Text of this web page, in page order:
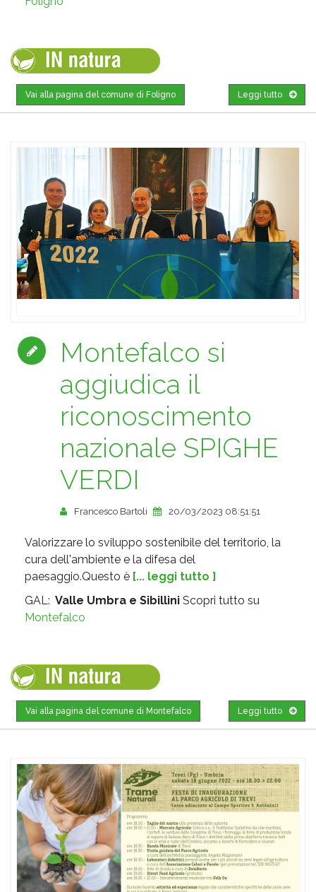
Leggi tutto
Vai alla pagina del comune di Foligno
Montefalco si
aggiudica il
riconoscimento
nazionale SPIGHE
VERDI
Francesco Bartoli 20/03/2023 08:51:51
Valorizzare lo sviluppo sostenibile del territorio, la
cura dell'ambiente e la difesa del
paesaggio.Questo è [... leggi tutto ]
GAL: Valle Umbra e Sibillini Scopri tutto su
Montefalco
Leggi tutto
Vai alla pagina del comune di Montefalco